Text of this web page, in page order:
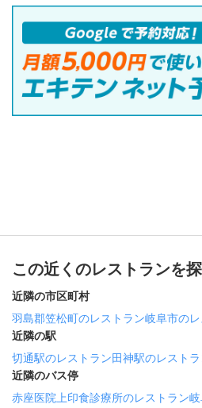
この近くのレストランを
近隣の市区町村
羽島郡笠松町のレストラン岐阜市の
近隣の駅
切通駅のレストラン田神駅のレストラ
近隣のバス停
赤座医院上印食診療所のレストラン